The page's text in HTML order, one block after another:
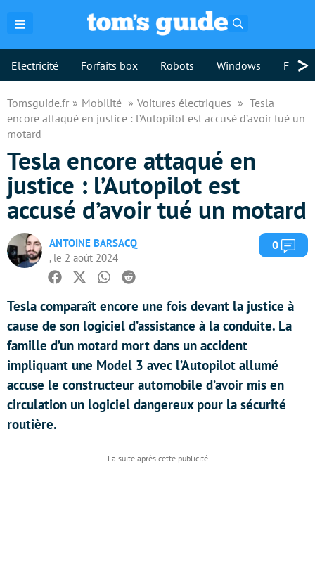
Electricité Forfaits box Robots Windows >
Tomsguide.fr Mobilité Voitures électriques
Tesla
encore attaqué en justice : l’Autopilot est accusé d’avoir tué un
motard
Tesla encore attaqué en
justice : l’Autopilot est
accusé d’avoir tué un motard
ANTOINE BARSACQ
, le 2 août 2024
0
Facebook
TwitterWhatsapp
Reddit
Tesla comparaît encore une fois devant la justice à
cause de son logiciel d’assistance à la conduite. La
famille d’un motard mort dans un accident
impliquant une Model 3 avec l’Autopilot allumé
accuse le constructeur automobile d’avoir mis en
circulation un logiciel dangereux pour la sécurité
routière.